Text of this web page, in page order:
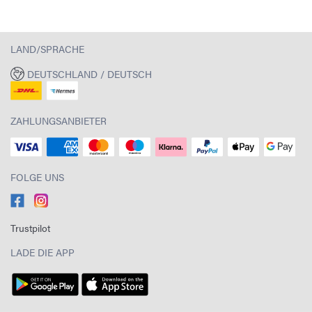
LAND/SPRACHE
DEUTSCHLAND / DEUTSCH
ZAHLUNGSANBIETER
FOLGE UNS
Trustpilot
LADE DIE APP